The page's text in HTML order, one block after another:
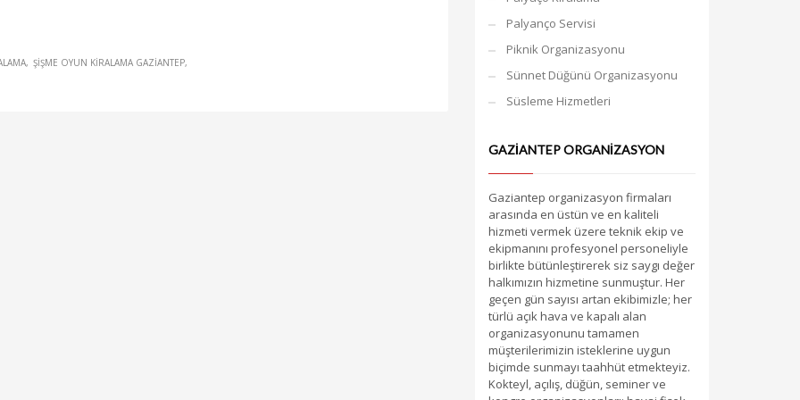
ŞIŞME OYUN KIRALAMA GAZIANTEP
Palyanço Servisi
Piknik Organizasyonu
Sünnet Düğünü Organizasyonu
Süsleme Hizmetleri
GAZIANTEP ORGANIZASYON
Gaziantep organizasyon firmaları
arasında en üstün ve en kaliteli
hizmeti vermek üzere teknik ekip ve
ekipmanını profesyonel personeliyle
birlikte bütünleştirerek siz saygı değer
halkımızın hizmetine sunmuştur. Her
geçen gün sayısı artan ekibimizle; her
türlü açık hava ve kapalı alan
organizasyonunu tamamen
müşterilerimizin isteklerine uygun
biçimde sunmayı taahhüt etmekteyiz.
Kokteyl, açılış, düğün, seminer ve